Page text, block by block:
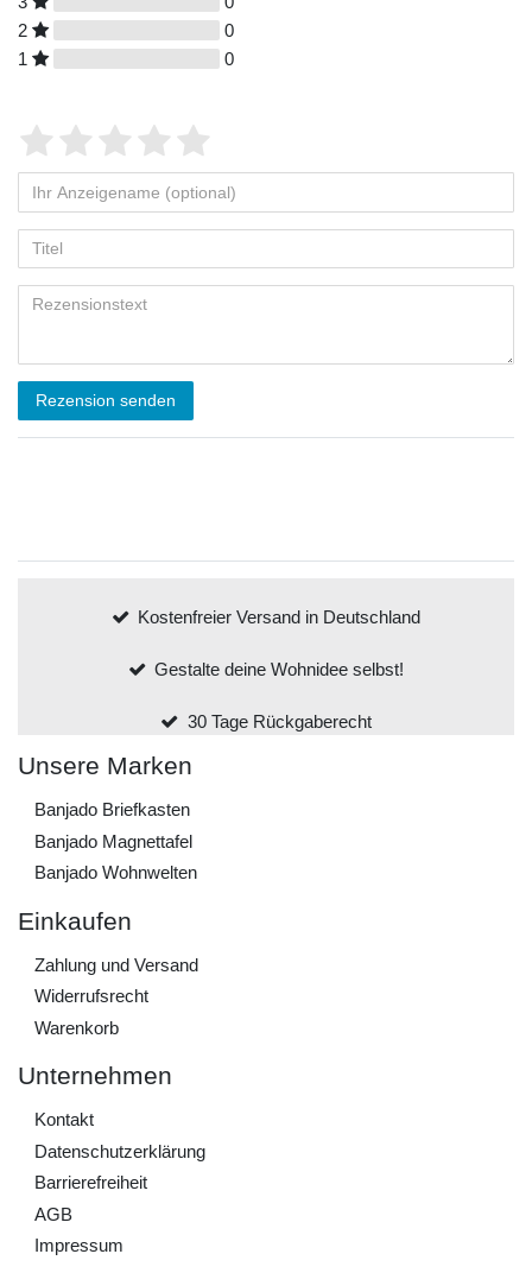
2
0
1
0
Rezension senden
Kostenfreier Versand in Deutschland
Gestalte deine Wohnidee selbst!
30 Tage Rückgaberecht
Unsere Marken
Banjado Briefkasten
Banjado Magnettafel
Banjado Wohnwelten
Einkaufen
Zahlung und Versand
Widerrufs­recht
Warenkorb
Unternehmen
Kontakt
Daten­schutz­erklärung
Barrierefreiheit
AGB
Impressum